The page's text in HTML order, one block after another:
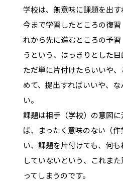
学校は、無意味に課題を出す
今まで学習したところの復
れから先に進むところの予
うという、はっきりとした目
ただ単に片付けたらいいや
めて、提出すればいいや、
い。
課題は相手（学校）の意図
ば、まったく意味のない（
い、課題を片付けても、何
していないという、これま
ってしまうのです。